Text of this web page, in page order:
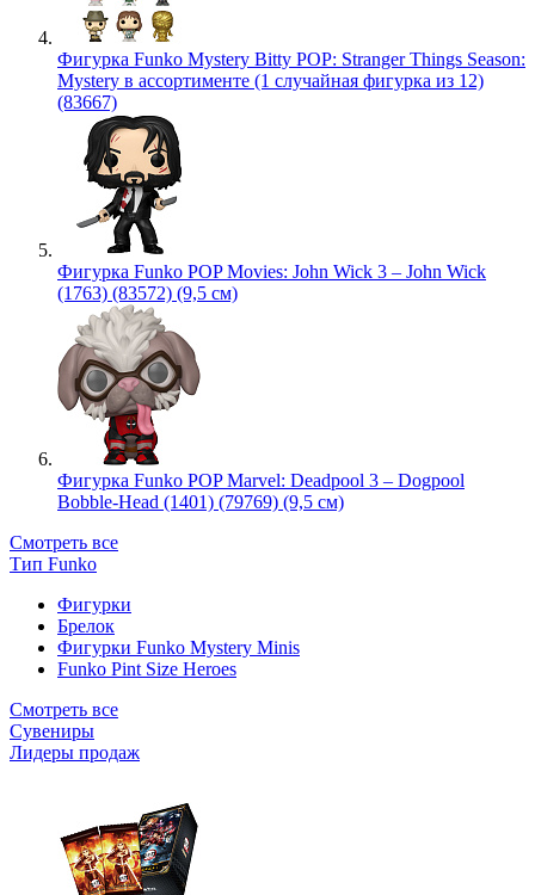
Фигурка Funko Mystery Bitty POP: Stranger Things Season:
Mystery в ассортименте (1 случайная фигурка из 12)
(83667)
Фигурка Funko POP Movies: John Wick 3 – John Wick
(1763) (83572) (9,5 см)
Фигурка Funko POP Marvel: Deadpool 3 – Dogpool
Bobble-Head (1401) (79769) (9,5 см)
Смотреть все
Тип Funko
Фигурки
Брелок
Фигурки Funko Mystery Minis
Funko Pint Size Heroes
Смотреть все
Сувениры
Лидеры продаж